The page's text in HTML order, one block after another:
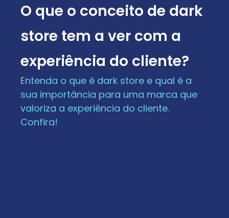
O que o conceito de dark
store tem a ver com a
experiência do cliente?
Entenda o que é dark store e qual é a
sua importância para uma marca que
valoriza a experiência do cliente.
Confira!